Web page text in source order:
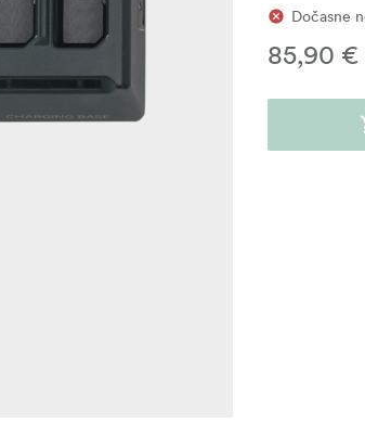
Dočasne
85,90 €